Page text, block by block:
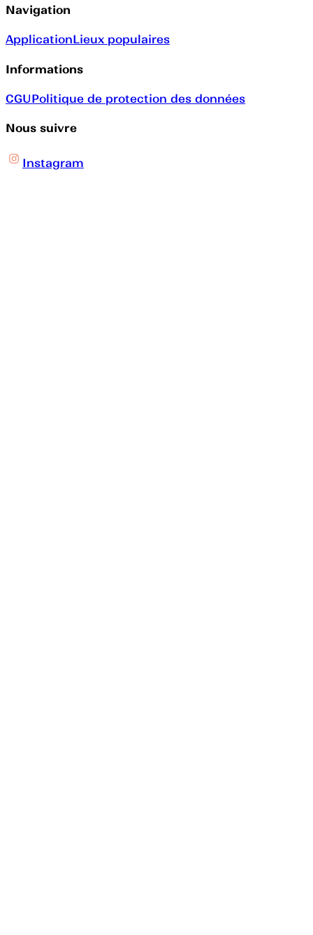
Navigation
ApplicationLieux populaires
Informations
CGUPolitique de protection des données
Nous suivre
Instagram